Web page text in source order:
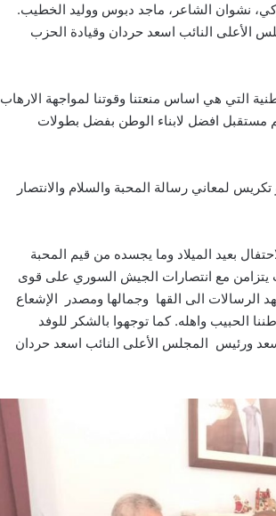
نشوان الشاعر، ماجد دبوس ووليد الخطيب.
الأعلى النائب اسعد حردان وقيادة الحزب
التي هي اساس منعتنا وقوتنا لمواجهة الارهاب
مستقبل افضل لابناء الوطن بفضل بطولات
لمعاني رسالة المحبة والسلام والانتصار
بعيد الميلاد وما يجسده من قيم المحبة
يتزامن مع انتصارات الجيش السوري على قوى
الرسالات الى القها وجمالها ومصدر الإشعاع
الحبيب واهله. كما توجهوا بالشكر للوفد
ورئيس المجلس الأعلى النائب اسعد حردان